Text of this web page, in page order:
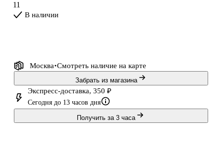
11
В наличии
Москва Смотреть наличие на карте
Забрать из магазина
Экспресс-доставка, 350 ₽
Сегодня до 13 часов дня
Получить за 3 часа